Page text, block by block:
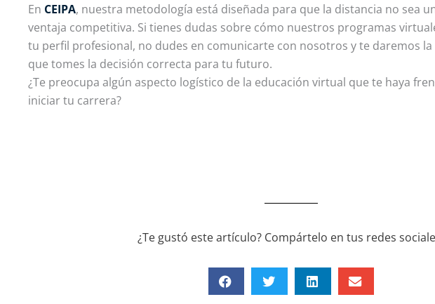
En CEIPA, nuestra metodología está diseñada para que la distancia no sea
ventaja competitiva. Si tienes dudas sobre cómo nuestros programas
tu perfil profesional, no dudes en comunicarte con nosotros y te daremos
que tomes la decisión correcta para tu futuro.
¿Te preocupa algún aspecto logístico de la educación virtual que te haya
iniciar tu carrera?
¿Te gustó este artículo? Compártelo en tus redes